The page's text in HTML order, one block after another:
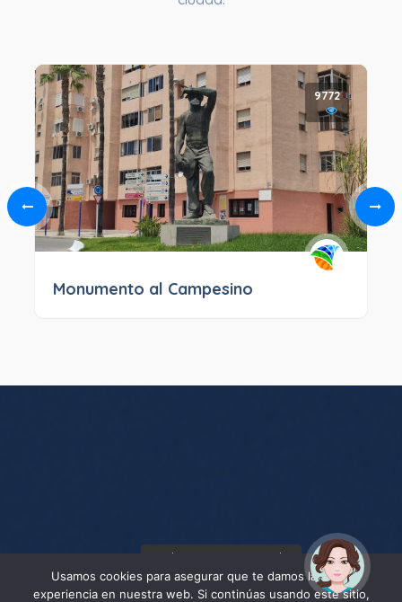
9772
Monumento al Campesino
Usamos cookies para asegurar que te damos la mejor
experiencia en nuestra web. Si continúas usando este sitio,
¡Hola! Soy Noy. ¿Puedo
ayudarte?